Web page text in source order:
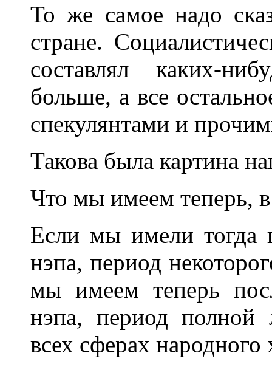
То же самое надо
стране.
составлял каких-
больше, а все
спекулянтами и
Такова была картина
Что мы имеем теперь,
Если мы имели тогда
нэпа, период
мы имеем теперь
нэпа, период полной
всех сферах народного